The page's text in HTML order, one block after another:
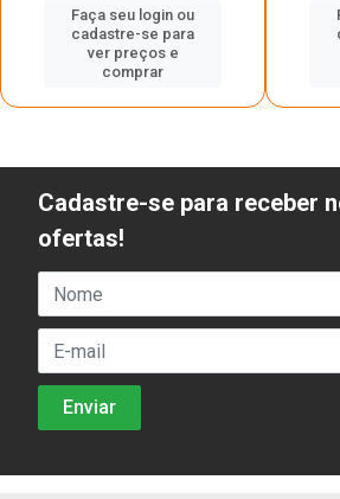
Faça seu login ou
cadastre-se para
ver preços e
comprar
Cadastre-se para receber
ofertas!